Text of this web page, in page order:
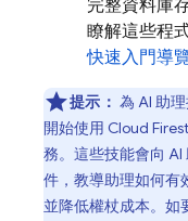
完整資料庫
瞭解這些程
快速入門導
提示： 為 AI 助
開始使用 Cloud
務。這些技能會向
件，教導助理如何有
並降低權杖成本。如